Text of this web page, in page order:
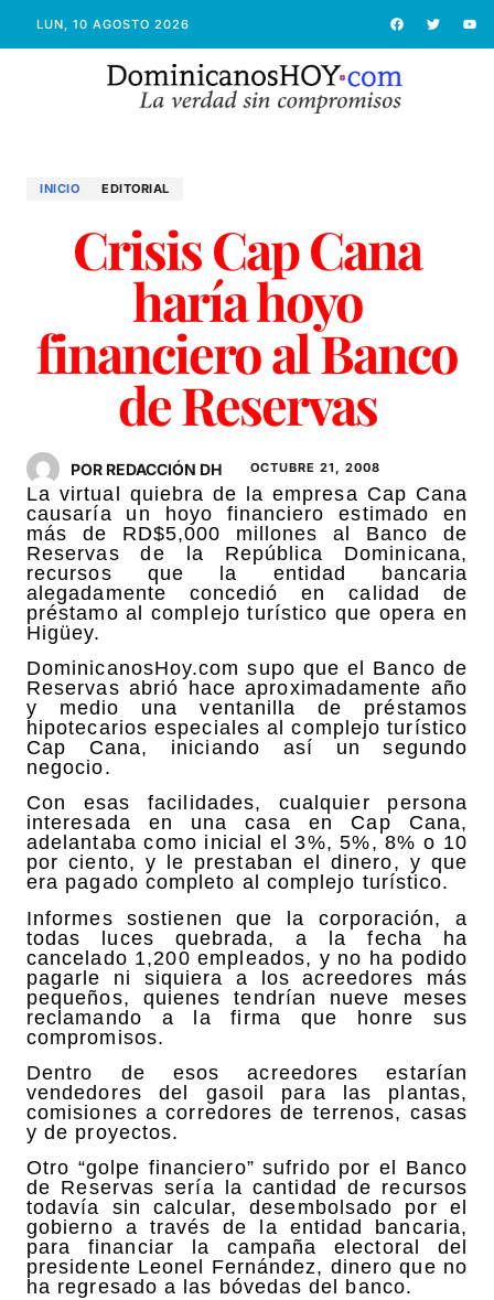
LUN, 10 AGOSTO 2026
INICIO EDITORIAL
Crisis Cap Cana
haría hoyo
financiero al Banco
de Reservas
POR REDACCIÓN DH OCTUBRE 21, 2008
La virtual quiebra de la empresa Cap Cana
causaría un hoyo financiero estimado en
más de RD$5,000 millones al Banco de
Reservas de la República Dominicana,
recursos que la entidad bancaria
alegadamente concedió en calidad de
préstamo al complejo turístico que opera en
Higüey.
DominicanosHoy.com supo que el Banco de
Reservas abrió hace aproximadamente año
y medio una ventanilla de préstamos
hipotecarios especiales al complejo turístico
Cap Cana, iniciando así un segundo
negocio.
Con esas facilidades, cualquier persona
interesada en una casa en Cap Cana,
adelantaba como inicial el 3%, 5%, 8% o 10
por ciento, y le prestaban el dinero, y que
era pagado completo al complejo turístico.
Informes sostienen que la corporación, a
todas luces quebrada, a la fecha ha
cancelado 1,200 empleados, y no ha podido
pagarle ni siquiera a los acreedores más
pequeños, quienes tendrían nueve meses
reclamando a la firma que honre sus
compromisos.
Dentro de esos acreedores estarían
vendedores del gasoil para las plantas,
comisiones a corredores de terrenos, casas
y de proyectos.
Otro “golpe financiero” sufrido por el Banco
de Reservas sería la cantidad de recursos
todavía sin calcular, desembolsado por el
gobierno a través de la entidad bancaria,
para financiar la campaña electoral del
presidente Leonel Fernández, dinero que no
ha regresado a las bóvedas del banco.